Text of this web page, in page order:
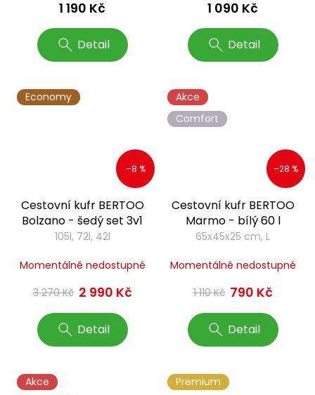
1 190 Kč
Detail
1 090 Kč
Detail
Economy
–8 %
Cestovní kufr BERTOO
Bolzano - šedý set 3v1
105l, 72l, 42l
Momentálně nedostupné
3 270 Kč 2 990 Kč
Detail
Akce
Comfort
–28 %
Cestovní kufr BERTOO
Marmo - bílý 60 l
65x45x25 cm, L
Momentálně nedostupné
1 110 Kč 790 Kč
Detail
Akce
Premium